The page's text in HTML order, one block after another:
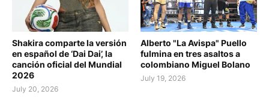
Shakira comparte la versión
en español de ‘Dai Dai’, la
canción oficial del Mundial
2026
July 20, 2026
Alberto "La Avispa" Puello
fulmina en tres asaltos a
colombiano Miguel Bolano
July 19, 2026